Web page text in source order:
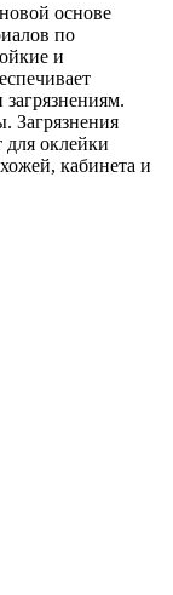
основе
по
и
Загрязнения
оклейки
кабинета и